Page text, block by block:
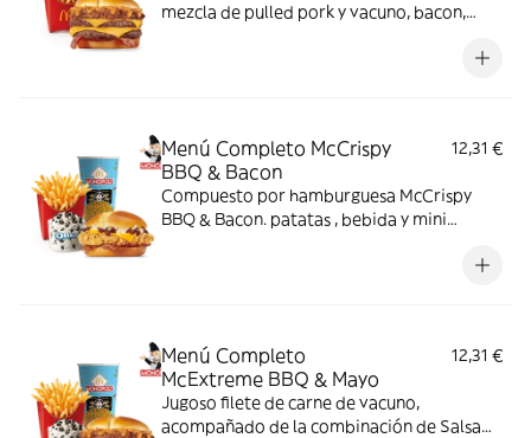
mezcla de pulled pork y vacuno, bacon,
Menú Completo McCrispy
BBQ & Bacon
12,31 €
Compuesto por hamburguesa McCrispy
BBQ & Bacon. patatas , bebida y mini
Menú Completo
McExtreme BBQ & Mayo
12,31 €
Jugoso filete de carne de vacuno,
acompañado de la combinación de Salsa